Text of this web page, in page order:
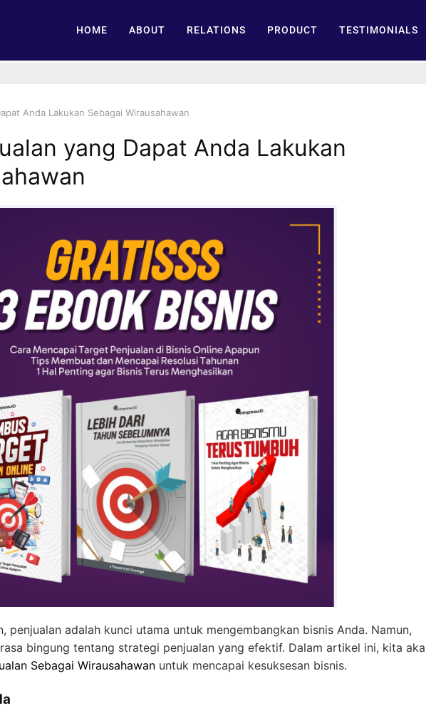
HOME ABOUT RELATIONS PRODUCT TESTIMONIALS
Anda Lakukan Sebagai Wirausahawan
yang Dapat Anda Lakukan
penjualan adalah kunci utama untuk mengembangkan bisnis Anda. Namun,
bingung tentang strategi penjualan yang efektif. Dalam artikel ini, kita
Sebagai Wirausahawan untuk mencapai kesuksesan bisnis.